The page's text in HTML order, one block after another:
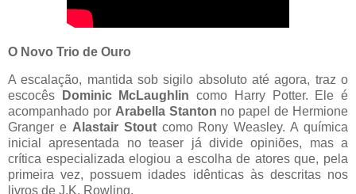
O Novo Trio de Ouro
A escalação, mantida sob sigilo absoluto até agora, traz o
escocês
Dominic McLaughlin como Harry Potter. Ele é
acompanhado por Arabella Stanton no papel de Hermione
Granger e Alastair Stoutcomo Rony Weasley. A química
inicial apresentada no teaser já divide opiniões, mas a
crítica especializada elogiou a escolha de atores que, pela
primeira vez, possuem idades idênticas às descritas nos
livros de J.K. Rowling.